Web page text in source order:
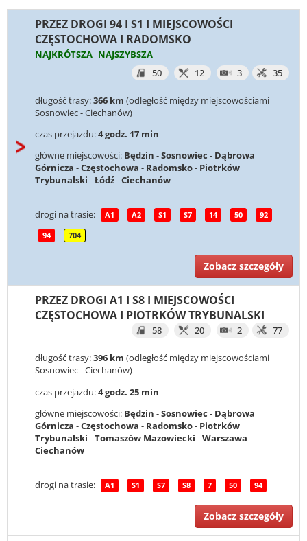
PRZEZ DROGI 94 I S1 I MIEJSCOWOŚCI
CZĘSTOCHOWA I RADOMSKO
NAJKRÓTSZA NAJSZYBSZA
50
12 3 35
długość trasy:366 km (odległość między miejscowościami
Sosnowiec - Ciechanów)
czas przejazdu:4 godz. 17 min
główne miejscowości: Będzin -Sosnowiec - Dąbrowa
Górnicza -Częstochowa - Radomsko- Piotrków
Trybunalski -Łódź-Ciechanów
drogi na trasie: A1 A2 S1 S7 14 50 92
94 704
Zobacz szczegóły
PRZEZ DROGI A1 I S8 I MIEJSCOWOŚCI
CZĘSTOCHOWA I PIOTRKÓW TRYBUNALSKI
58 20 2 77
długość trasy:396 km (odległość między miejscowościami
Sosnowiec - Ciechanów)
czas przejazdu:4 godz. 25 min
główne miejscowości: Będzin -Sosnowiec - Dąbrowa
Górnicza -Częstochowa - Radomsko- Piotrków
Trybunalski -Tomaszów Mazowiecki -Warszawa -
Ciechanów
drogi na trasie: A1 S1 S7 S8 7 50 94
Zobacz szczegóły